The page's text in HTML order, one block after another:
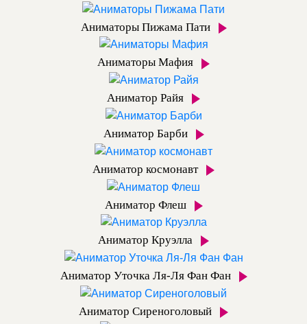
Аниматоры Пижама Пати
Аниматоры Мафия
Аниматор Райя
Аниматор Барби
Аниматор космонавт
Аниматор Флеш
Аниматор Круэлла
Аниматор Уточка Ля-Ля Фан Фан
Аниматор Сиреноголовый